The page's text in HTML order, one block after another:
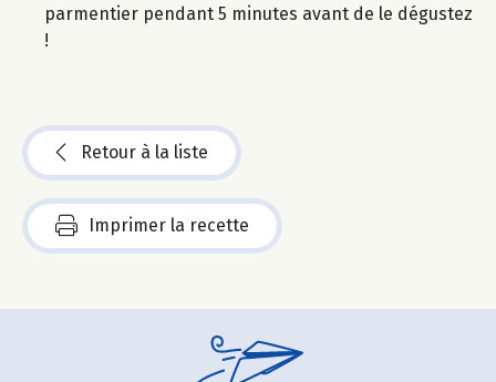
parmentier pendant 5 minutes avant de le dégustez
!
Retour à la liste
Imprimer la recette